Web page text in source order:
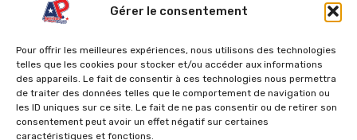
Gérer le consentement
Pour offrir les meilleures expériences, nous utilisons des technologies
telles que les cookies pour stocker et/ou accéder aux informations
des appareils. Le fait de consentir à ces technologies nous permettra
de traiter des données telles que le comportement de navigation ou
les ID uniques sur ce site. Le fait de ne pas consentir ou de retirer son
consentement peut avoir un effet négatif sur certaines
caractéristiques et fonctions.
GÉNÉRAL
Contact
Mentions Légales
Politique de cookies